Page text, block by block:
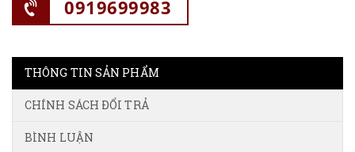
0919699983
THÔNG TIN SẢN PHẨM
CHÍNH SÁCH ĐỔI TRẢ
BÌNH LUẬN